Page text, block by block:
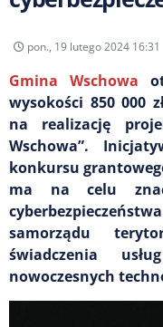
pon., 19 lutego 2024 16:31
Gmina Wschowa
wysokości 850 000
na realizację
Wschowa”.
konkursu
ma na celu
samorządu
świadczenia
nowoczesnych